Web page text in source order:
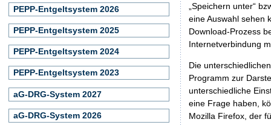
„Speichern unter“
eine Auswahl sehen
Download-Prozess
Internetverbindung
Die
Programm zur
unterschiedliche
eine Frage haben,
Mozilla Firefox, der
PEPP-Entgeltsystem 2026
PEPP-Entgeltsystem 2025
PEPP-Entgeltsystem 2024
PEPP-Entgeltsystem 2023
aG-DRG-System 2027
aG-DRG-System 2026